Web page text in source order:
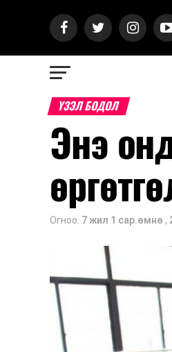
ҮЗЭЛ БОДОЛ
Энэ
Огноо: 7 жил 1 сар.өмнө ,